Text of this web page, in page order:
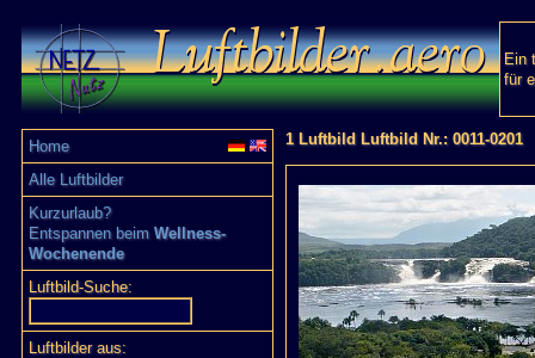
Ein
für
Home
Alle Luftbilder
Kurzurlaub?
Entspannen beim Wellness-
Wochenende
Luftbild-Suche:
Luftbilder aus:
1 Luftbild Luftbild Nr.: 0011-0201